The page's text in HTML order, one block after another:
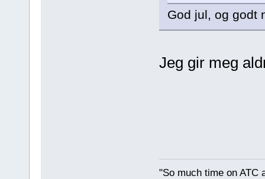
God jul, og godt
Jeg gir meg
"So much time on ATC